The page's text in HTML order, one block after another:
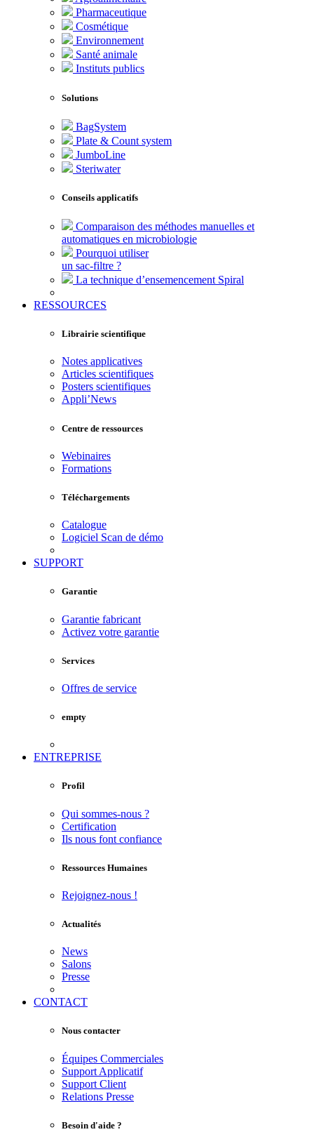
Pharmaceutique
Cosmétique
Environnement
Santé animale
Instituts publics
Solutions
BagSystem
Plate & Count system
JumboLine
Steriwater
Conseils applicatifs
Comparaison des méthodes manuelles et
automatiques en microbiologie
Pourquoi utiliser
un sac-filtre ?
La technique d’ensemencement Spiral
RESSOURCES
Librairie scientifique
Notes applicatives
Articles scientifiques
Posters scientifiques
Appli’News
Centre de ressources
Webinaires
Formations
Téléchargements
Catalogue
Logiciel Scan de démo
SUPPORT
Garantie
Garantie fabricant
Activez votre garantie
Services
Offres de service
empty
ENTREPRISE
Profil
Qui sommes-nous ?
Certification
Ils nous font confiance
Ressources Humaines
Rejoignez-nous !
Actualités
News
Salons
Presse
CONTACT
Nous contacter
Équipes Commerciales
Support Applicatif
Support Client
Relations Presse
Besoin d'aide ?